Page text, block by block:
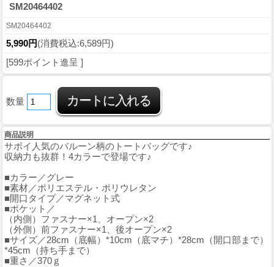
SM20464402
SM20464402
5,990円(消費税込:6,589円)
[599ポイント進呈 ]
数量
商品説明
サボイ人気のバルーン柄のトートバッグです♪
収納力も抜群！4カラーで登場です♪
■カラー／グレー
■素材／ポリエステル・ポリウレタン
■開口タイプ／マグネット式
■ポケット／
（内側）ファスナー×1、オープン×2
（外側）前ファスナー×1、後オープン×2
■サイズ／28cm（底幅）*10cm（底マチ）*28cm（開口部まで）
*45cm（持ち手まで）
■重さ／370ｇ